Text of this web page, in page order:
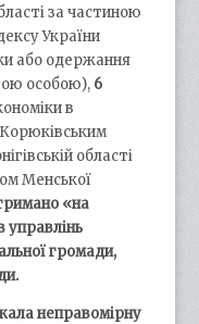
за частиною
України
або одержання
особою), 6
в
Корюківським
області
Менської
«на
управлінь
громади,
неправомірну